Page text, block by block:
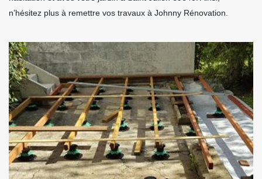
n’hésitez plus à remettre vos travaux à Johnny Rénovation.